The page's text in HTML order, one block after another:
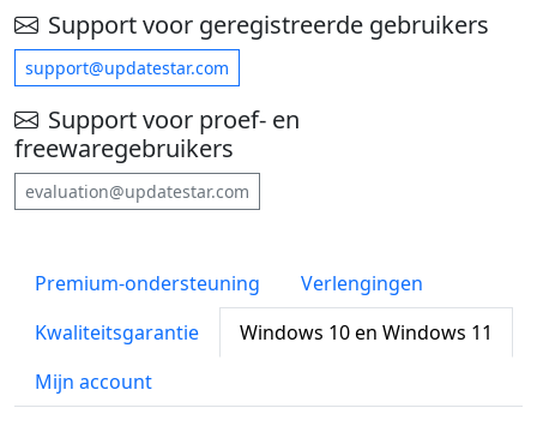
Support voor geregistreerde gebruikers
support@updatestar.com
Support voor proef- en
freewaregebruikers
evaluation@updatestar.com
Premium-ondersteuning
Verlengingen
Kwaliteitsgarantie
Windows 10 en Windows 11
Mijn account